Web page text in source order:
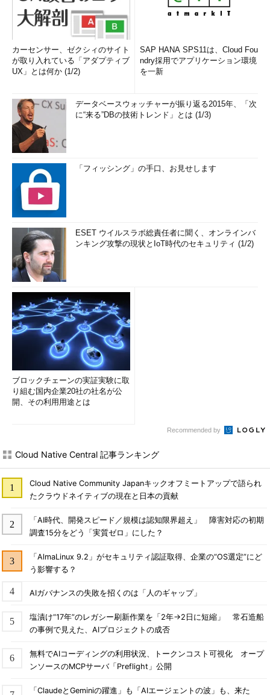
カーセンサー、ゼクシィのサイト
が取り入れている「アダプティブ
UX」とは何か (1/2)
SAP HANA SPS11は、Cloud Fou
ndry採用でアプリケーション環境
を一新
データベースウォッチャーが振り返る2015年、「次
に“来る”DBの技術トレンド」とは (1/3)
「フィッシング」の手口、お見せします
ESET ウイルスラボ総責任者に聞く、オンラインバ
ンキング攻撃の現状とIoT時代のセキュリティ (1/2)
ブロックチェーンの実証実験に取
り組む国内企業20社の社名が公
開、その利用用途とは
Recommended by
Cloud Native Central 記事ランキング
Cloud Native Community Japanキックオフミートアップで語られ
たクラウドネイティブの現在と日本の貢献
「AI時代、開発スピード／規模は認知限界超え」 障害対応の初期
調査15分をどう「実質ゼロ」にした？
「AlmaLinux 9.2」がセキュリティ認証取得、企業の“OS選定”にど
う影響する？
AIガバナンスの失敗を招くのは「人のギャップ」
塩漬け“17年”のレガシー刷新作業を「2年→2日に短縮」 常石造船
の事例で見えた、AIプロジェクトの成否
無料でAIコーディングの利用状況、トークンコスト可視化 オープ
ンソースのMCPサーバ「Preflight」公開
「ClaudeとGeminiの躍進」も「AIエージェントの波」も、来た